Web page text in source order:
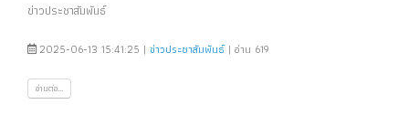
ข่าวประชาสัมพันธ์
2025-06-13 15:41:25 | ข่าวประชาสัมพันธ์| อ่าน 619
อ่านต่อ...